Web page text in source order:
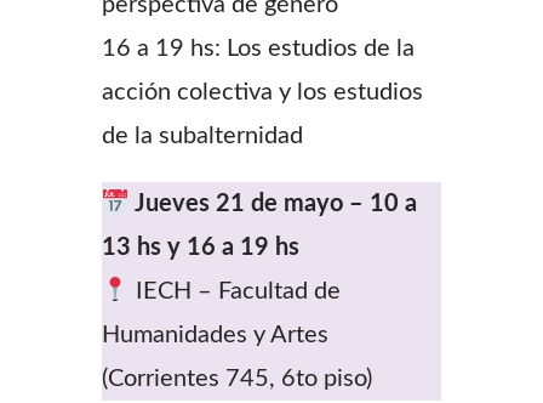
perspectiva de género
16 a 19 hs: Los estudios de la
acción colectiva y los estudios
de la subalternidad
Jueves 21 de mayo – 10 a
13 hs y 16 a 19 hs
IECH – Facultad de
Humanidades y Artes
(Corrientes 745, 6to piso)